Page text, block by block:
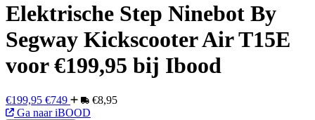
Elektrische Step Ninebot By
Segway Kickscooter Air T15E
voor €199,95 bij Ibood
€199,95 €749
€8,95
Ga naar iBOOD